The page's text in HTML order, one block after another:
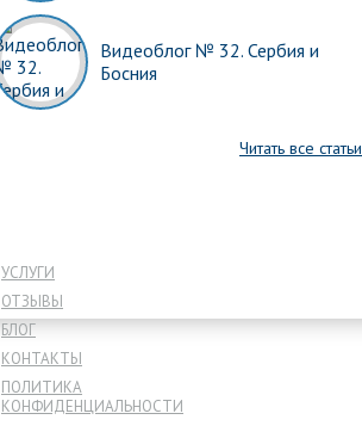
Видеоблог № 32. Сербия и
Босния
Читать все статьи
УСЛУГИ
ОТЗЫВЫ
БЛОГ
КОНТАКТЫ
ПОЛИТИКА
КОНФИДЕНЦИАЛЬНОСТИ